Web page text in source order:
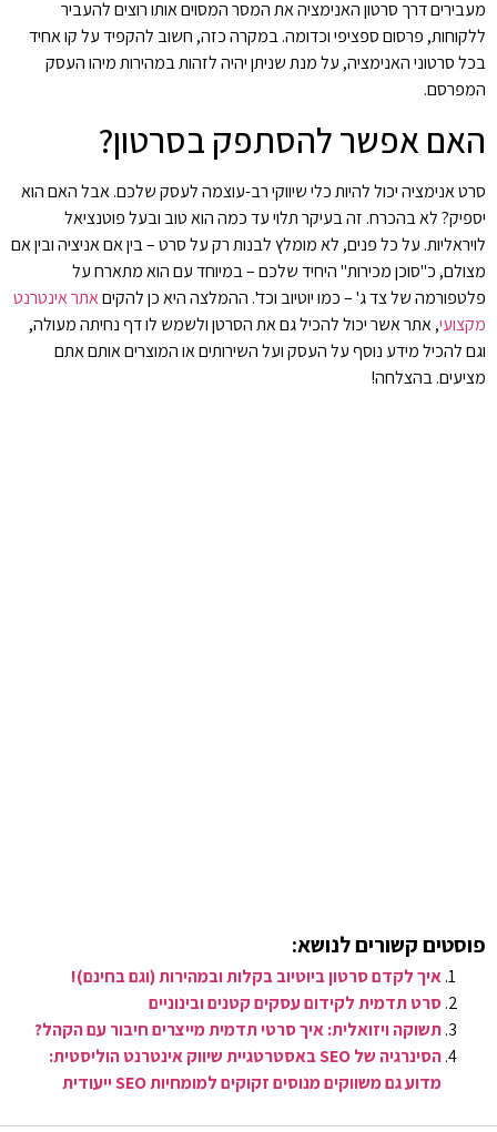
מעבירים דרך סרטון האנימציה את המסר המסוים אותו רוצים להעביר
ללקוחות, פרסום ספציפי וכדומה. במקרה כזה, חשוב להקפיד על קו אחיד
בכל סרטוני האנימציה, על מנת שניתן יהיה לזהות במהירות מיהו העסק
המפרסם.
האם אפשר להסתפק בסרטון?
סרט אנימציה יכול להיות כלי שיווקי רב-עוצמה לעסק שלכם. אבל האם הוא
יספיק? לא בהכרח. זה בעיקר תלוי עד כמה הוא טוב ובעל פוטנציאל
לויראליות. על כל פנים, לא מומלץ לבנות רק על סרט – בין אם אניציה ובין אם
מצולם, כ"סוכן מכירות" היחיד שלכם – במיוחד עם הוא מתארח על
פלטפורמה של צד ג' – כמו יוטיוב וכד'. ההמלצה היא כן להקיםאתר אינטרנט
מקצועי, אתר אשר יכול להכיל גם את הסרטן ולשמש לו דף נחיתה מעולה,
וגם להכיל מידע נוסף על העסק ועל השירותים או המוצרים אותם אתם
מציעים. בהצלחה!
פוסטים קשורים לנושא:
איך לקדם סרטון ביוטיוב בקלות ובמהירות (וגם בחינם)!
סרט תדמית לקידום עסקים קטנים ובינוניים
תשוקה ויזואלית: איך סרטי תדמית מייצרים חיבור עם הקהל?
הסינרגיה של SEO באסטרטגיית שיווק אינטרנט הוליסטית:
מדוע גם משווקים מנוסים זקוקים למומחיות SEO ייעודית